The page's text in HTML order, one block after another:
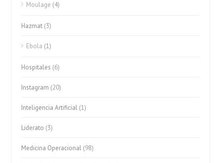
Moulage (4)
Hazmat (3)
Ebola (1)
Hospitales (6)
Instagram (20)
Inteligencia Artificial (1)
Liderato (3)
Medicina Operacional (98)